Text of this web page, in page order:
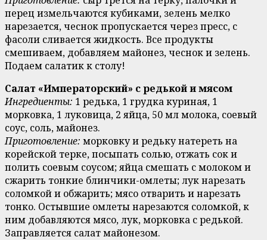
перец измельчаются кубиками, зелень мелко
нарезается, чеснок пропускается через пресс, с
фасоли сливается жидкость. Все продукты
смешиваем, добавляем майонез, чеснок и зелень.
Подаем салатик к столу!
Салат «Императорский» с редькой и мясом
Ингредиенты: 1 редька, 1 грудка куриная, 1
морковка, 1 луковица, 2 яйца, 50 мл молока, соевый
соус, соль, майонез.
Приготовление: морковку и редьку натереть на
корейской терке, посыпать солью, отжать сок и
полить соевым соусом; яйца смешать с молоком и
сжарить тонкие блинчики-омлеты; лук нарезать
соломкой и обжарить; мясо отварить и нарезать
тонко. Остывшие омлеты нарезаются соломкой, к
ним добавляются мясо, лук, морковка с редькой.
Заправляется салат майонезом.